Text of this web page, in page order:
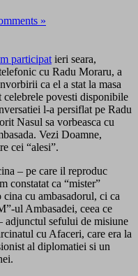
»
participat ieri seara,
cu Radu Moraru, a
ca el a stat la masa
povesti disponibile
l-a persiflat pe Radu
Nasul sa vorbeasca cu
Vezi Doamne,
cei “alesi”.
– pe care il reproduc
constatat ca “mister”
cu ambasadorul, ci ca
ul Ambasadei, ceea ce
adjunctul sefului de misiune
cu Afaceri, care era la
al diplomatiei si un